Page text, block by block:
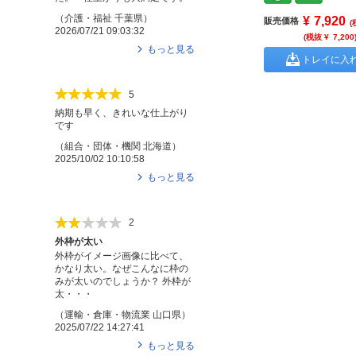
（介護・福祉 千葉県 ）
2026/07/21 09:03:32
もっと見る
5
納期も早く、きれいな仕上がり
です
（組合・団体・機関 北海道 ）
2025/10/02 10:10:58
もっと見る
2
外枠が太い
外枠がイメージ画像に比べて、
かなり太い。なぜこんなに枠の
みが太いのでしょうか？ 外枠が
太・・・
（運輸・倉庫・物流業 山口県 ）
2025/07/22 14:27:41
もっと見る
販売価格 ¥ 7,920 (
(税抜 ¥ 7,200)
トレイに入